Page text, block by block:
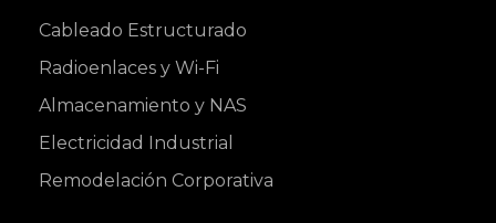
Cableado Estructurado
Radioenlaces y Wi-Fi
Almacenamiento y NAS
Electricidad Industrial
Remodelación Corporativa